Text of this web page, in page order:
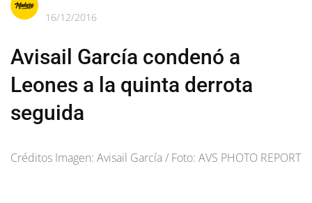
16/12/2016
Avisail García condenó a
Leones a la quinta derrota
seguida
Créditos Imagen: Avisail García / Foto: AVS PHOTO REPORT